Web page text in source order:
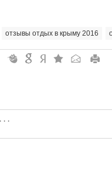
отзывы отдых в крыму 2016
" & 6 Q P R